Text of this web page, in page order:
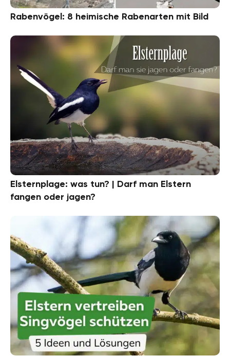
Rabenvögel: 8 heimische Rabenarten mit Bild
Elsternplage: was tun? | Darf man Elstern
fangen oder jagen?